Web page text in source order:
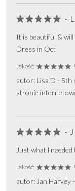
-
It is beautiful &
Dress in Oct
Jakość:
autor: Lisa D - 5th
stronie
-
Just what l
Jakość:
autor: Jan Harvey